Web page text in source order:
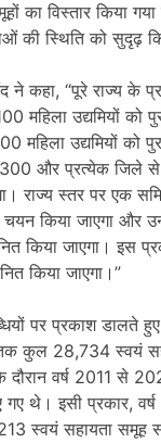
का विस्तार किया गया
की स्थिति को सुदृढ़
ने कहा, “पूरे राज्य के
महिला उद्यमियों को
महिला उद्यमियों को
और प्रत्येक जिले से
राज्य स्तर पर एक
चयन किया जाएगा और
किया जाएगा। इस
किया जाएगा।”
पर प्रकाश डालते
कुल 28,734 स्वयं
दौरान वर्ष 2011 से
गए थे। इसी प्रकार,
स्वयं सहायता समूह